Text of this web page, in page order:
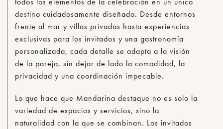
destino cuidadosamente diseñado. Desde entornos
frente al mar y villas privadas hasta experiencias
exclusivas para los invitados y una gastronomía
personalizada, cada detalle se adapta a la visión
de la pareja, sin dejar de lado la comodidad, la
privacidad y una coordinación impecable.
Lo que hace que Mandarina destaque no es solo la
variedad de espacios y servicios, sino la
naturalidad con la que se combinan. Los invitados